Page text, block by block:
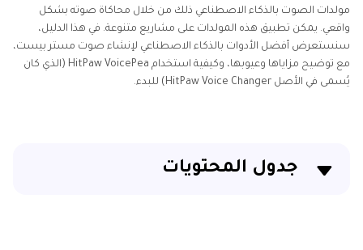
مولدات الصوت بالذكاء الاصطناعي ذلك من خلال محاكاة صوته بشكل
واقعي. يمكن تطبيق هذه المولدات على مشاريع متنوعة. في هذا الدليل،
سنستعرض أفضل الأدوات بالذكاء الاصطناعي لإنشاء صوت مستر بيست،
مع توضيح مزاياها وعيوبها، وكيفية استخدام HitPaw VoicePea (الذي كان
يُسمى في الأصل HitPaw Voice Changer) للبدء.
جدول المحتويات